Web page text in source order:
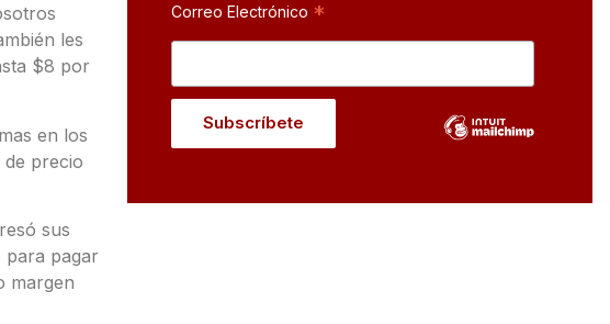
les
$8 por
en los
de precio
sus
para pagar
margen
Correo Electrónico *